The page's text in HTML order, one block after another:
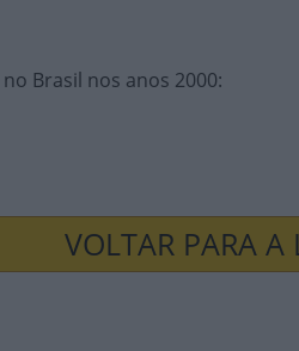
Brasil nos anos 2000:
VOLTAR PARA A